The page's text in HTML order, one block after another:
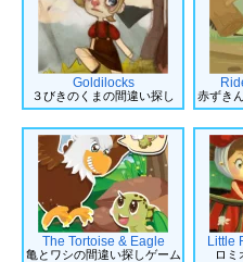
Goldilocks
３びきのくまの間違い探し 赤ずき
The Tortoise & Eagle
亀とワシの間違い探しゲーム
Little
ロミ